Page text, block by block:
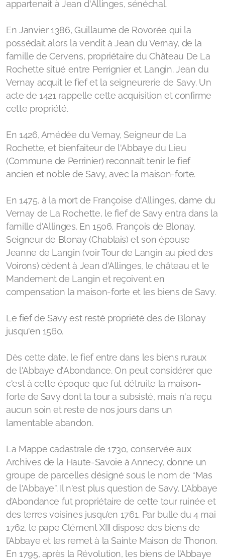
appartenait à Jean d'Allinges, sénéchal.
En Janvier 1386, Guillaume de Rovorée qui la
possédait alors la vendit à Jean du Vernay, de la
famille de Cervens, propriétaire du Château De La
Rochette situé entre Perrignier et Langin. Jean du
Vernay acquit le fief et la seigneurerie de Savy. Un
acte de 1421 rappelle cette acquisition et confirme
cette propriété.
En 1426, Amédée du Vernay, Seigneur de La
Rochette, et bienfaiteur de l'Abbaye du Lieu
(Commune de Perrinier) reconnaît tenir le fief
ancien et noble de Savy, avec la maison-forte.
En 1475, à la mort de Françoise d'Allinges, dame du
Vernay de La Rochette, le fief de Savy entra dans la
famille d'Allinges. En 1506, François de Blonay,
Seigneur de Blonay (Chablais) et son épouse
Jeanne de Langin (voir Tour de Langin au pied des
Voirons) cèdent à Jean d'Allinges, le château et le
Mandement de Langin et reçoivent en
compensation la maison-forte et les biens de Savy.
Le fief de Savy est resté propriété des de Blonay
jusqu'en 1560.
Dès cette date, le fief entre dans les biens ruraux
de l'Abbaye d'Abondance. On peut considérer que
c'est à cette époque que fut détruite la maison-
forte de Savy dont la tour a subsisté, mais n'a reçu
aucun soin et reste de nos jours dans un
lamentable abandon.
La Mappe cadastrale de 1730, conservée aux
Archives de la Haute-Savoie à Annecy, donne un
groupe de parcelles désigné sous le nom de “Mas
de l'Abbaye”. Il n'est plus question de Savy. L’Abbaye
d’Abondance fut propriétaire de cette tour ruinée et
des terres voisines jusqu’en 1761. Par bulle du 4 mai
1762, le pape Clément XIII dispose des biens de
l’Abbaye et les remet à la Sainte Maison de Thonon.
En 1795, après la Révolution, les biens de l’Abbaye